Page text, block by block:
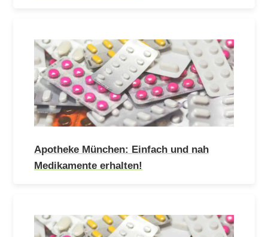
Apotheke München: Einfach und nah
Medikamente erhalten!